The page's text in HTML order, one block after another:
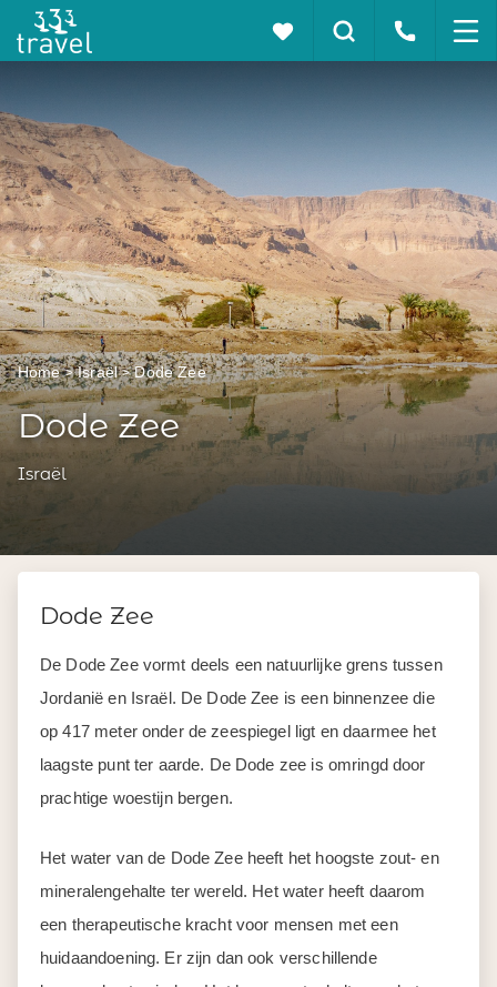
Home Israël Dode Zee
Dode Zee
Israël
Dode Zee
De Dode Zee vormt deels een natuurlijke grens tussen
Jordanië en Israël. De Dode Zee is een binnenzee die
op 417 meter onder de zeespiegel ligt en daarmee het
laagste punt ter aarde. De Dode zee is omringd door
prachtige woestijn bergen.
Het water van de Dode Zee heeft het hoogste zout- en
mineralengehalte ter wereld. Het water heeft daarom
een therapeutische kracht voor mensen met een
huidaandoening. Er zijn dan ook verschillende